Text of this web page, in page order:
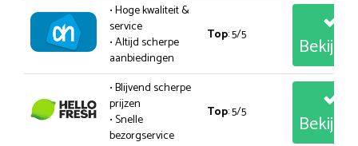
• Hoge kwaliteit &
service
• Altijd scherpe
aanbiedingen
Top: 5/5
• Blijvend scherpe
prijzen
• Snelle
bezorgservice
Top: 5/5